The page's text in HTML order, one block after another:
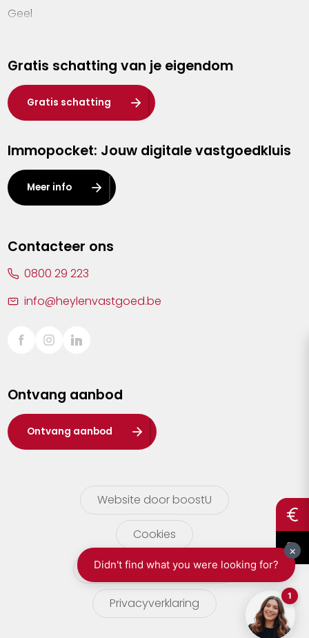
Geel
Hasselt
Heist-op-den-Berg
Herentals
Kalmthout
Leuven
Lier
Sint-Truiden
Waasland
Wuustwezel
Zoersel
Gratis schatting van je eigendom
Gratis schatting
Immopocket: Jouw digitale vastgoedkluis
Meer info
Contacteer ons
0800 29 223
info@heylenvastgoed.be
Ontvang aanbod
Ontvang aanbod
Website door boostU
Cookies
gebruikersvoorwaarden
Privacyverklaring